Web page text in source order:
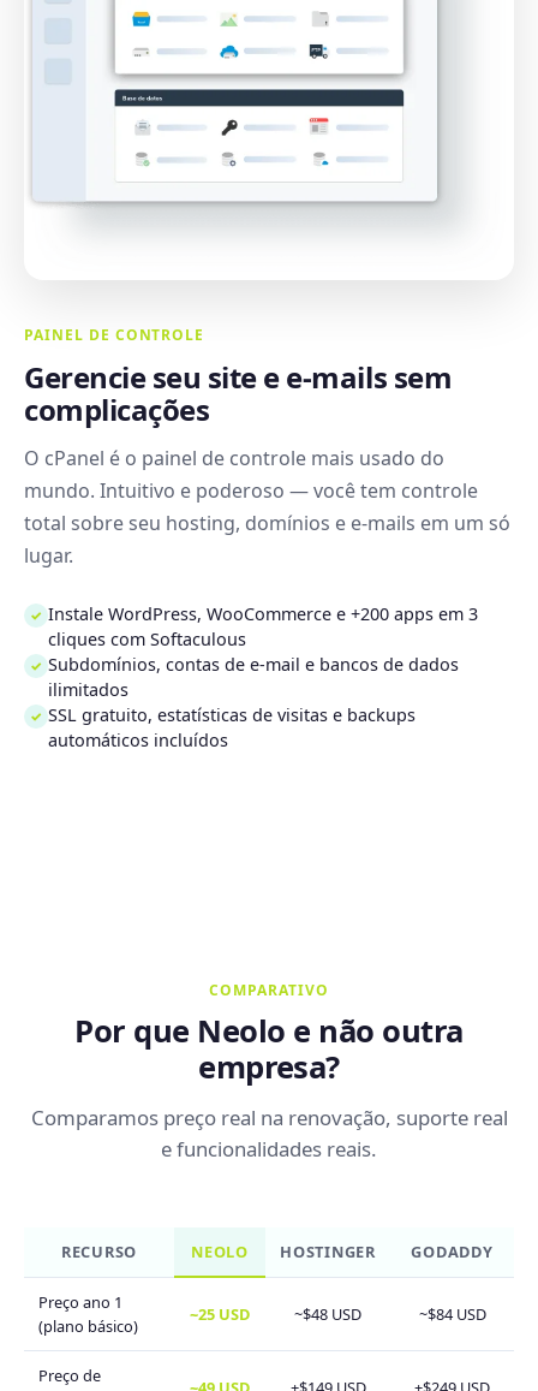
PAINEL DE CONTROLE
Gerencie seu site e e-mails sem
complicações
O cPanel é o painel de controle mais usado do
mundo. Intuitivo e poderoso — você tem controle
total sobre seu hosting, domínios e e-mails em um só
lugar.
✓ Instale WordPress, WooCommerce e +200 apps em 3
cliques com Softaculous
✓ Subdomínios, contas de e-mail e bancos de dados
ilimitados
✓ SSL gratuito, estatísticas de visitas e backups
automáticos incluídos
COMPARATIVO
Por que Neolo e não outra
empresa?
Comparamos preço real na renovação, suporte real
e funcionalidades reais.
RECURSO NEOLO HOSTINGER GODADDY
Preço ano 1
(plano básico)
~25 USD ~$48 USD ~$84 USD
Preço de